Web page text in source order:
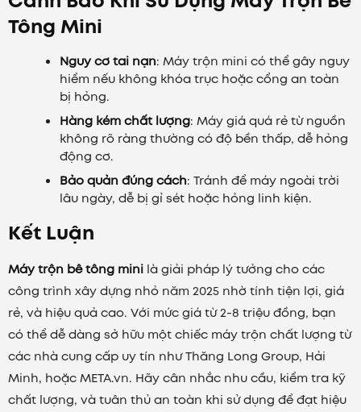
Tông Mini
Nguy cơ tai nạn: Máy trộn mini có thể gây nguy
hiểm nếu không khóa trục hoặc cổng an toàn
bị hỏng.
Hàng kém chất lượng: Máy giá quá rẻ từ nguồn
không rõ ràng thường có độ bền thấp, dễ hỏng
động cơ.
Bảo quản đúng cách: Tránh để máy ngoài trời
lâu ngày, dễ bị gỉ sét hoặc hỏng linh kiện.
Kết Luận
Máy trộn bê tông mini là giải pháp lý tưởng cho các
công trình xây dựng nhỏ năm 2025 nhờ tính tiện lợi, giá
rẻ, và hiệu quả cao. Với mức giá từ 2-8 triệu đồng, bạn
có thể dễ dàng sở hữu một chiếc máy trộn chất lượng từ
các nhà cung cấp uy tín như Thăng Long Group, Hải
Minh, hoặc META.vn. Hãy cân nhắc nhu cầu, kiểm tra kỹ
chất lượng, và tuân thủ an toàn khi sử dụng để đạt hiệu